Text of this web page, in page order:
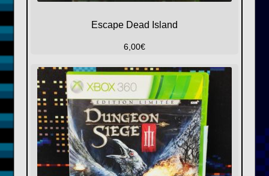
Escape Dead Island
6,00€